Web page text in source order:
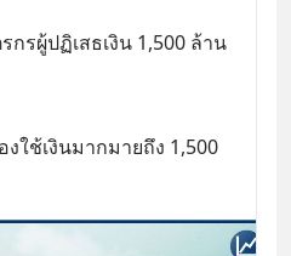
รผู้ปฏิเสธเงิน 1,500 ล้าน
ใช้เงินมากมายถึง 1,500